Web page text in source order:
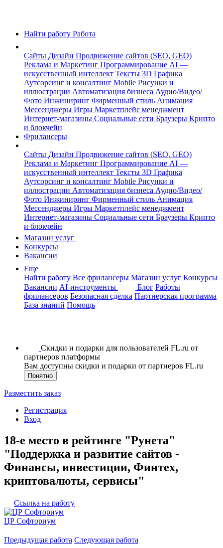
Найти работу Работа
Сайты Дизайн Продвижение сайтов (SEO, GEO)
Реклама и Маркетинг Программирование AI —
искусственный интеллект Тексты 3D Графика
Аутсорсинг и консалтинг Mobile Рисунки и
иллюстрации Автоматизация бизнеса Аудио/Видео/
Фото Инжиниринг Фирменный стиль Анимация
Мессенджеры Игры Маркетплейс менеджмент
Интернет-магазины Социальные сети Браузеры Крипто
и блокчейн
Фрилансеры
Сайты Дизайн Продвижение сайтов (SEO, GEO)
Реклама и Маркетинг Программирование AI —
искусственный интеллект Тексты 3D Графика
Аутсорсинг и консалтинг Mobile Рисунки и
иллюстрации Автоматизация бизнеса Аудио/Видео/
Фото Инжиниринг Фирменный стиль Анимация
Мессенджеры Игры Маркетплейс менеджмент
Интернет-магазины Социальные сети Браузеры Крипто
и блокчейн
Магазин услуг
Конкурсы
Вакансии
Еще
Найти работу Все фрилансеры Магазин услуг Конкурсы
Вакансии AI-инструменты Блог Работы
фрилансеров Безопасная сделка Партнерская программа
База знаний Помощь
Скидки и подарки для пользователей FL.ru от
партнеров платформы
Вам доступны скидки и подарки от партнеров FL.ru
Понятно
Разместить заказ
Регистрация
Вход
18-е место в рейтинге "Рунета"
"Поддержка и развитие сайтов -
Финансы, инвестиции, Финтех,
криптовалюты, сервисы"
Ссылка на работу
ЦР Софториум
Предыдущая работа Следующая работа